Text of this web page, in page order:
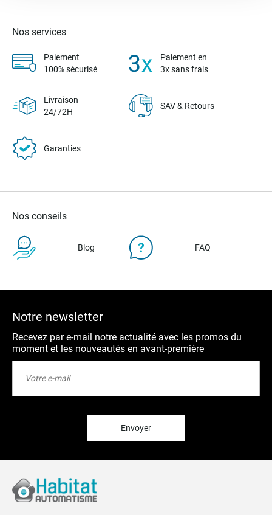
Nos services
Paiement
100% sécurisé
Paiement en
3x sans frais
Livraison
24/72H
SAV & Retours
Garanties
Nos conseils
Blog FAQ
Notre newsletter
Recevez par e-mail notre actualité avec les promos du
moment et les nouveautés en avant-première
Envoyer